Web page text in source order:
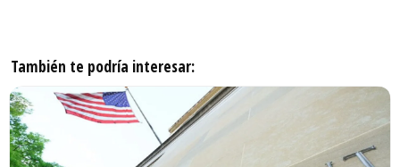
También te podría interesar: